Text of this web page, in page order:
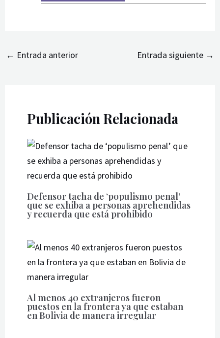
← Entrada anterior Entrada siguiente →
Publicación Relacionada
Defensor tacha de ‘populismo penal’
que se exhiba a personas aprehendidas
y recuerda que está prohibido
Al menos 40 extranjeros fueron
puestos en la frontera ya que estaban
en Bolivia de manera irregular